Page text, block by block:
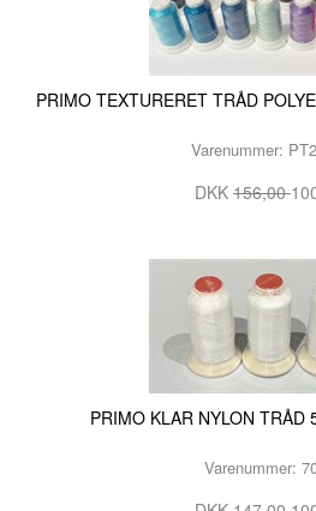
PRIMO TEXTURERET TRÅD
Varenummer:
DKK 156,00
PRIMO KLAR NYLON TRÅD
Varenummer: